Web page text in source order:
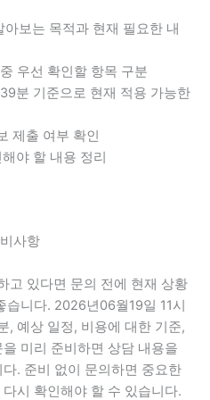
보는 목적과 현재 필요한 내
우선 확인할 항목 구분
분 기준으로 현재 적용 가능한
제출 여부 확인
야 할 내용 정리
사항
고 있다면 문의 전에 현재 상황
습니다. 2026년06월19일 11시
, 예상 일정, 비용에 대한 기준,
미리 준비하면 상담 내용을
. 준비 없이 문의하면 중요한
시 확인해야 할 수 있습니다.